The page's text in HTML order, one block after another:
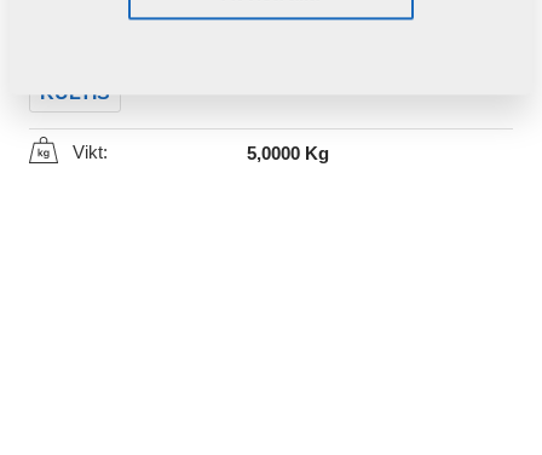
Den här komponenten är brukbar även för följande
KULTIS
Vikt: 5,0000 Kg